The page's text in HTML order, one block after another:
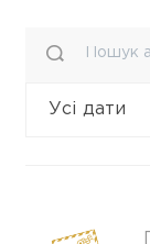
Усі дати
Своя дата